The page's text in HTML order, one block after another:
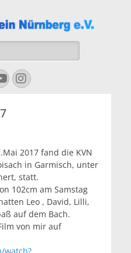
Kanu Verein
Nuernberg
Instagram
2017 fand die KVN
in Garmisch, unter
statt.
102cm am Samstag
Leo , David, Lilli,
auf dem Bach.
von mir auf
watch?